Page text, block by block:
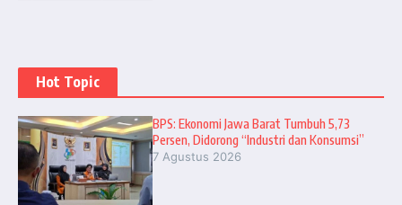
Hot Topic
BPS: Ekonomi Jawa Barat Tumbuh 5,73
Persen, Didorong “Industri dan Konsumsi”
7 Agustus 2026